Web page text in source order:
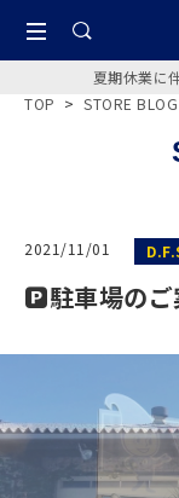
夏期休業に
TOP > STORE BLOG
2021/11/01
🅿︎駐車場のご